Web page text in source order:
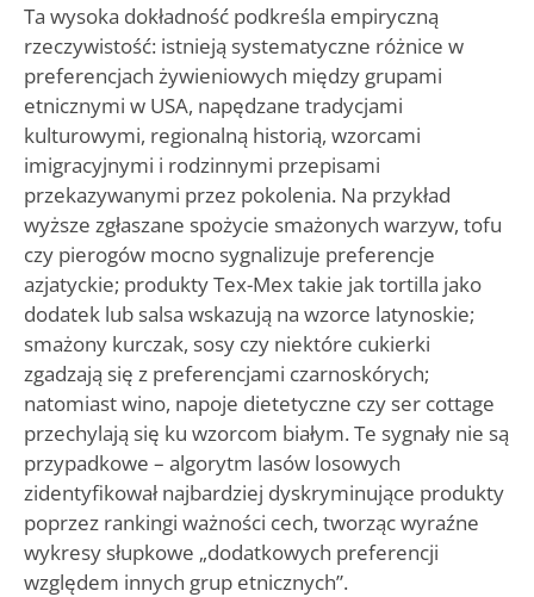
Ta wysoka dokładność podkreśla empiryczną
rzeczywistość: istnieją systematyczne różnice w
preferencjach żywieniowych między grupami
etnicznymi w USA, napędzane tradycjami
kulturowymi, regionalną historią, wzorcami
imigracyjnymi i rodzinnymi przepisami
przekazywanymi przez pokolenia. Na przykład
wyższe zgłaszane spożycie smażonych warzyw, tofu
czy pierogów mocno sygnalizuje preferencje
azjatyckie; produkty Tex-Mex takie jak tortilla jako
dodatek lub salsa wskazują na wzorce latynoskie;
smażony kurczak, sosy czy niektóre cukierki
zgadzają się z preferencjami czarnoskórych;
natomiast wino, napoje dietetyczne czy ser cottage
przechylają się ku wzorcom białym. Te sygnały nie są
przypadkowe – algorytm lasów losowych
zidentyfikował najbardziej dyskryminujące produkty
poprzez rankingi ważności cech, tworząc wyraźne
wykresy słupkowe „dodatkowych preferencji
względem innych grup etnicznych”.